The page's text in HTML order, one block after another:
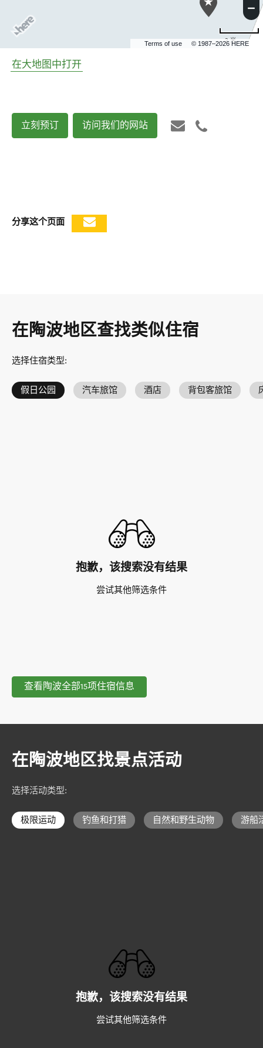
Terms of use © 1987–2026 HERE
2 米
在大地图中打开
立刻预订 访问我们的网站
分享这个页面
在陶波地区查找类似住宿
选择住宿类型:
假日公园 汽车旅馆 酒店 背包客旅馆
抱歉，该搜索没有结果
尝试其他筛选条件
查看陶波全部15项住宿信息
在陶波地区找景点活动
选择活动类型:
极限运动 钓鱼和打猎 自然和野生动物 游船
抱歉，该搜索没有结果
尝试其他筛选条件